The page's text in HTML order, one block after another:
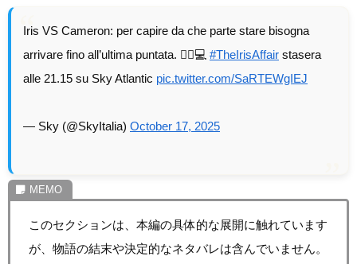
Iris VS Cameron: per capire da che parte stare bisogna
arrivare fino all’ultima puntata. ️❤️‍🔥💻 #TheIrisAffair stasera
alle 21.15 su Sky Atlantic pic.twitter.com/SaRTEWgIEJ
— Sky (@SkyItalia) October 17, 2025
このセクションは、本編の具体的な展開に触れています
が、物語の結末や決定的なネタバレは含んでいません。